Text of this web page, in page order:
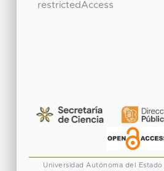
restrictedAccess
Universidad Autónoma del Estado